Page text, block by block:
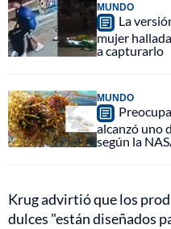
MUNDO
La
mujer
a capturarlo
MUNDO
alcanzó uno
según la
Krug advirtió que los
dulces "están diseñados